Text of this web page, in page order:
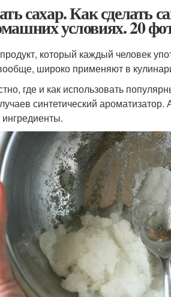
сахар. Как сделать
условиях. 20
который каждый человек
широко применяют в
где и как использовать
синтетический ароматизатор.